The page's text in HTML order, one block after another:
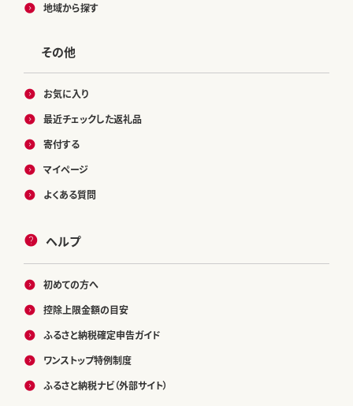
地域から探す
その他
お気に入り
最近チェックした返礼品
寄付する
マイページ
よくある質問
ヘルプ
初めての方へ
控除上限金額の目安
ふるさと納税確定申告ガイド
ワンストップ特例制度
ふるさと納税ナビ（外部サイト）